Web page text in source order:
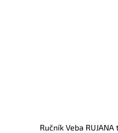
Ručník Veba